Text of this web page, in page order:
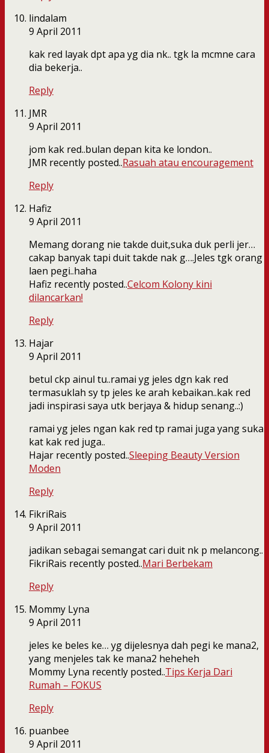
lindalam
9 April 2011
kak red layak dpt apa yg dia nk.. tgk la mcmne cara
dia bekerja..
Reply
JMR
9 April 2011
jom kak red..bulan depan kita ke london..
JMR recently posted..Rasuah atau encouragement
Reply
Hafiz
9 April 2011
Memang dorang nie takde duit,suka duk perli jer…
cakap banyak tapi duit takde nak g….Jeles tgk orang
laen pegi..haha
Hafiz recently posted..Celcom Kolony kini
dilancarkan!
Reply
Hajar
9 April 2011
betul ckp ainul tu..ramai yg jeles dgn kak red
termasuklah sy tp jeles ke arah kebaikan..kak red
jadi inspirasi saya utk berjaya & hidup senang..:)
ramai yg jeles ngan kak red tp ramai juga yang suka
kat kak red juga..
Hajar recently posted..Sleeping Beauty Version
Moden
Reply
FikriRais
9 April 2011
jadikan sebagai semangat cari duit nk p melancong..
FikriRais recently posted..Mari Berbekam
Reply
Mommy Lyna
9 April 2011
jeles ke beles ke… yg dijelesnya dah pegi ke mana2,
yang menjeles tak ke mana2 heheheh
Mommy Lyna recently posted..Tips Kerja Dari
Rumah – FOKUS
Reply
puanbee
9 April 2011